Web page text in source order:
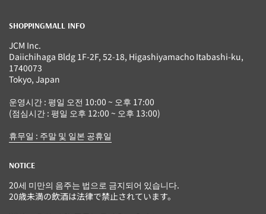
SHOPPINGMALL INFO
JCM Inc.
Daiichihaga Bldg 1F-2F, 52-18, Higashiyamacho Itabashi-ku,
1740073
Tokyo, Japan
운영시간 : 평일 오전 10:00 ~ 오후 17:00
(점심시간 : 평일 오후 12:00 ~ 오후 13:00)
휴무일 : 주말 및 일본 공휴일
NOTICE
20세 미만의 음주는 법으로 금지되어 있습니다.
20歳未満の飲酒は法律で禁止されています。